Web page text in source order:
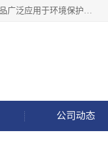
北京鸿泰顺达科技有限公司主要经营电子产品、机械设备、通讯设备、五金、交电等电子机械类产品；产品广泛应用于环境保护、石油化工、电力电子、冶金建筑、煤炭、农业、卫生防疫、教育科研等行业。并成功的与各地环境监测站、污水处理厂、卷烟厂、电厂、高校、科学院所、卫生防疫部门、煤矿、石化厂等用户建立了密切的合作关系。
公司动态